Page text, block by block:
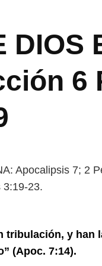
DIOS
6
Apocalipsis 7; 2
3:19-23.
tribulación, y han
(Apoc. 7:14).